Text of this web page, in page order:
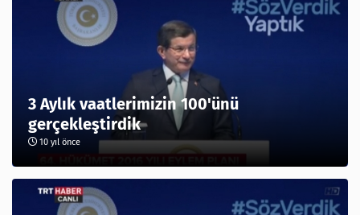
3 Aylık vaatlerimizin 100'ünü
gerçekleştirdik
10 yıl önce